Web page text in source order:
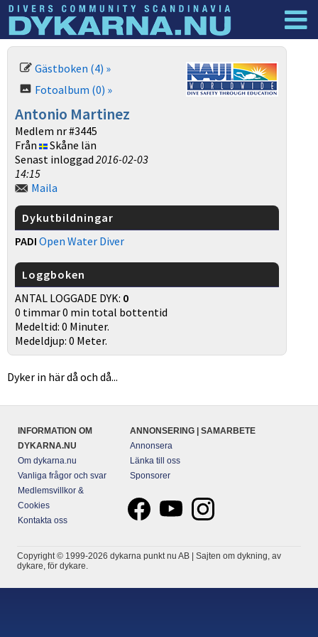
Dyknyheter Logga in
Gästboken (4) »
Fotoalbum (0) »
Antonio Martinez
Medlem nr #3445
Från
Skåne län
Senast inloggad 2016-02-03
14:15
Maila
Dykutbildningar
PADI Open Water Diver
Loggboken
ANTAL LOGGADE DYK: 0
0 timmar 0 min total bottentid
Medeltid: 0 Minuter.
Medeldjup: 0 Meter.
Dyker in här då och då...
INFORMATION OM
DYKARNA.NU
Om dykarna.nu
Vanliga frågor och svar
Medlemsvillkor &
Cookies
Kontakta oss
ANNONSERING | SAMARBETE
Annonsera
Länka till oss
Sponsorer
Copyright © 1999-2026 dykarna punkt nu AB | Sajten om dykning, av
dykare, för dykare.